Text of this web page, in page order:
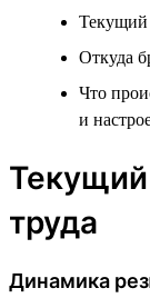
Текущий
Откуда
Что
и
Текущий
труда
Динамика